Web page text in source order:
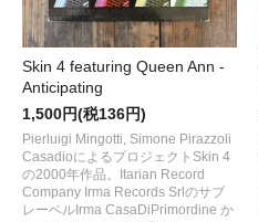
Skin 4 featuring Queen Ann -
Anticipating
1,500円(税136円)
Pierluigi Mingotti, Simone Pirazzoli
CasadioによるプロジェクトSkin 4
の2000年作品。Itarian Record
Company Irma Records Srlのサブ
レーベルIrma CasaDiPrimordine か